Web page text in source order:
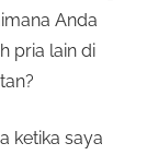
Anda
pria lain di
ketika saya